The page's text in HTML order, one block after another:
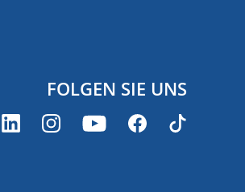
FOLGEN SIE UNS